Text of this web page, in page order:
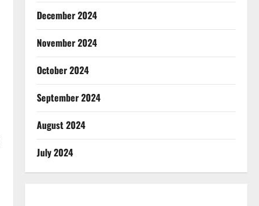
December 2024
November 2024
October 2024
September 2024
August 2024
July 2024